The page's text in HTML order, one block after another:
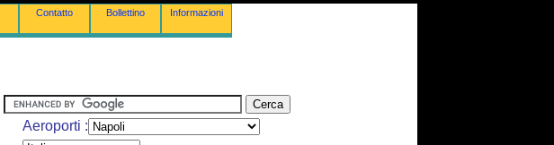
Contatto Bollettino Informazioni
Aeroporti :